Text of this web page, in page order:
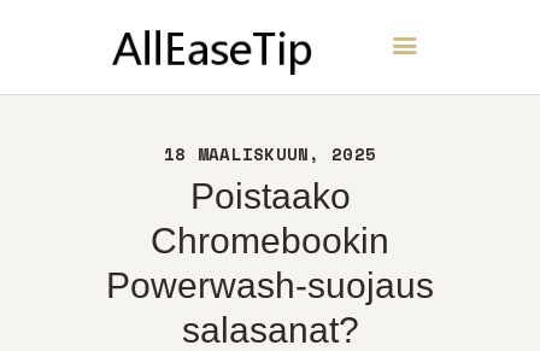
18 MAALISKUUN, 2025
Poistaako
Chromebookin
Powerwash-suojaus
salasanat?
AllEaseTip
YHTEYS
POLITIIKKA
SUOMI